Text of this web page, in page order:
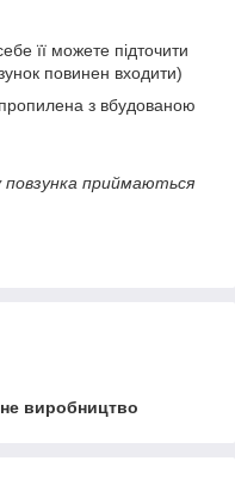
її можете підточити
повинен входити)
з вбудованою
повзунка приймаються
виробництво